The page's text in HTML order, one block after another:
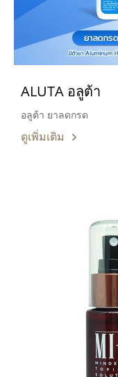
ALUTA อลูต้า
อลูต้า ยาลดกรด
ดูเพิ่มเติม